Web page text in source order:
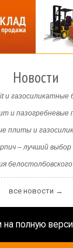
Новости
и газосиликатные
и пазогребневые
плиты и
– лучший
все новости →
на полную